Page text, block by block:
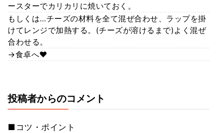
ースターでカリカリに焼いておく。
もしくは…チーズの材料を全て混ぜ合わせ、ラップを掛
けてレンジで加熱する。(チーズが溶けるまで)よく混ぜ
合わせる。
→食卓へ❤️
投稿者からのコメント
■コツ・ポイント